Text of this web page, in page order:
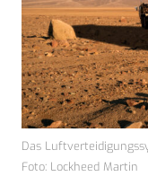
Das
Foto: Lockheed Martin